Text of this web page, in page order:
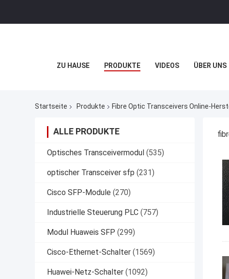
ZU HAUSE PRODUKTE VIDEOS ÜBER UNS
Startseite Produkte Fibre Optic Transceivers Online-
ALLE PRODUKTE
Optisches Transceivermodul (535)
optischer Transceiver sfp (231)
Cisco SFP-Module (270)
Industrielle Steuerung PLC (757)
Modul Huaweis SFP (299)
Cisco-Ethernet-Schalter (1569)
Huawei-Netz-Schalter (1092)